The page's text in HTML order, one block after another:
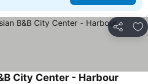
Teilen
City Center - Harbour